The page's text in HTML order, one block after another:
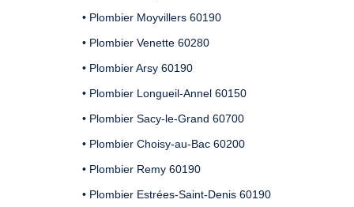
• Plombier Moyvillers 60190
• Plombier Venette 60280
• Plombier Arsy 60190
• Plombier Longueil-Annel 60150
• Plombier Sacy-le-Grand 60700
• Plombier Choisy-au-Bac 60200
• Plombier Remy 60190
• Plombier Estrées-Saint-Denis 60190